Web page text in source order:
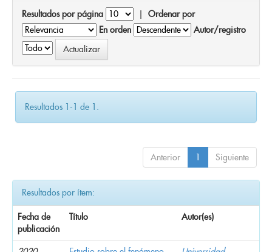
Resultados por página | Ordenar por
En orden
Autor/registro
Resultados 1-1 de 1.
Anterior 1 Siguiente
Resultados por ítem:
Fecha de
publicación
Título Autor(es)